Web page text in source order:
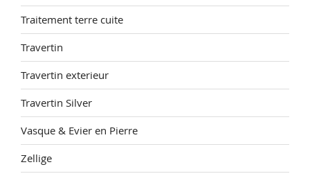
Traitement terre cuite
Travertin
Travertin exterieur
Travertin Silver
Vasque & Evier en Pierre
Zellige